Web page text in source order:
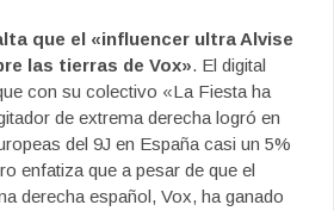
que el «influencer ultra Alvise
las tierras de Vox». El digital
con su colectivo «La Fiesta ha
de extrema derecha logró en
del 9J en España casi un 5%
enfatiza que a pesar de que el
derecha español, Vox, ha ganado